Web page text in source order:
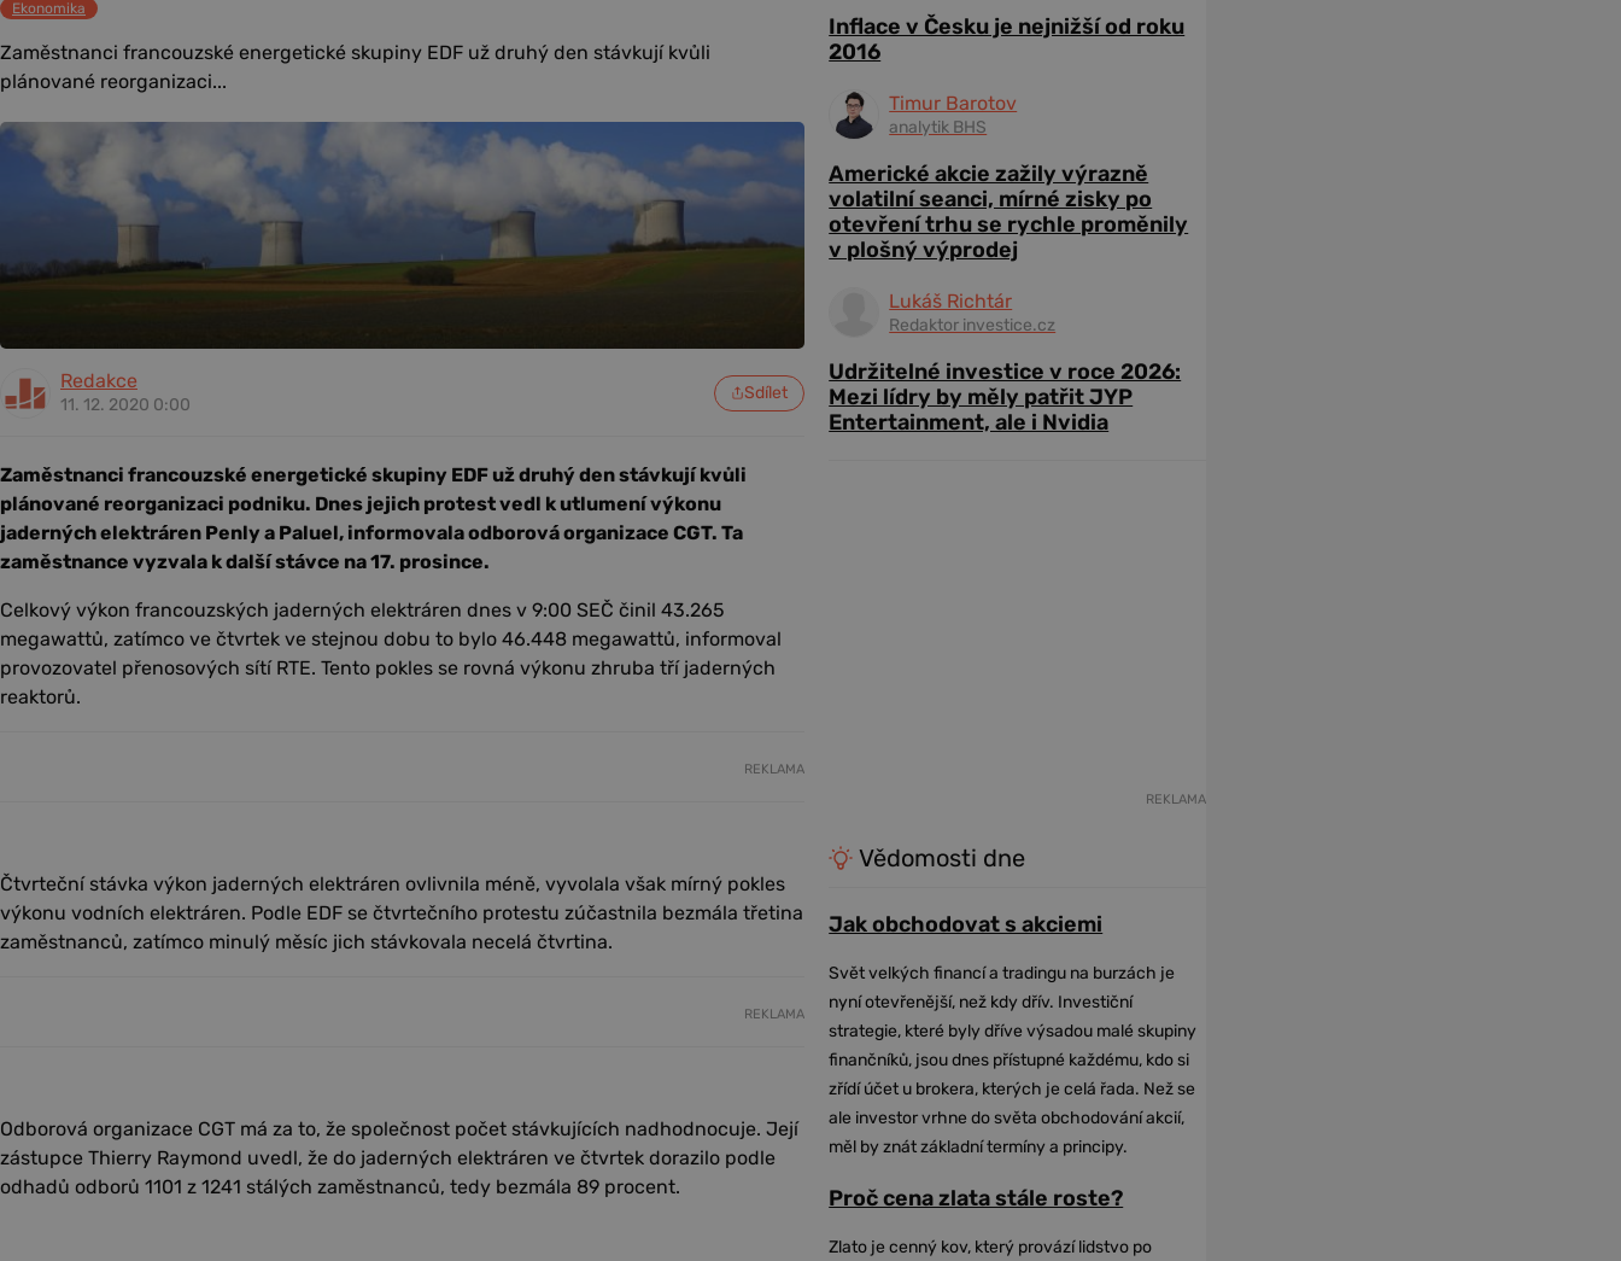
Ekonomika
Zaměstnanci francouzské energetické skupiny EDF už druhý den stávkují kvůli
plánované reorganizaci...
Redakce
11. 12. 2020 0:00
Sdílet
Zaměstnanci francouzské energetické skupiny EDF už druhý den stávkují kvůli
plánované reorganizaci podniku. Dnes jejich protest vedl k utlumení výkonu
jaderných elektráren Penly a Paluel, informovala odborová organizace CGT. Ta
zaměstnance vyzvala k další stávce na 17. prosince.
Celkový výkon francouzských jaderných elektráren dnes v 9:00 SEČ činil 43.265
megawattů, zatímco ve čtvrtek ve stejnou dobu to bylo 46.448 megawattů, informoval
provozovatel přenosových sítí RTE. Tento pokles se rovná výkonu zhruba tří jaderných
reaktorů.
REKLAMA
Čtvrteční stávka výkon jaderných elektráren ovlivnila méně, vyvolala však mírný pokles
výkonu vodních elektráren. Podle EDF se čtvrtečního protestu zúčastnila bezmála třetina
zaměstnanců, zatímco minulý měsíc jich stávkovala necelá čtvrtina.
REKLAMA
Odborová organizace CGT má za to, že společnost počet stávkujících nadhodnocuje. Její
zástupce Thierry Raymond uvedl, že do jaderných elektráren ve čtvrtek dorazilo podle
odhadů odborů 1101 z 1241 stálých zaměstnanců, tedy bezmála 89 procent.
Inflace v Česku je nejnižší od roku
2016
Timur Barotov
analytik BHS
Americké akcie zažily výrazně
volatilní seanci, mírné zisky po
otevření trhu se rychle proměnily
v plošný výprodej
Lukáš Richtár
Redaktor investice.cz
Udržitelné investice v roce 2026:
Mezi lídry by měly patřit JYP
Entertainment, ale i Nvidia
REKLAMA
Vědomosti dne
Jak obchodovat s akciemi
Svět velkých financí a tradingu na burzách je
nyní otevřenější, než kdy dřív. Investiční
strategie, které byly dříve výsadou malé skupiny
finančníků, jsou dnes přístupné každému, kdo si
zřídí účet u brokera, kterých je celá řada. Než se
ale investor vrhne do světa obchodování akcií,
měl by znát základní termíny a principy.
Proč cena zlata stále roste?
Zlato je cenný kov, který provází lidstvo po